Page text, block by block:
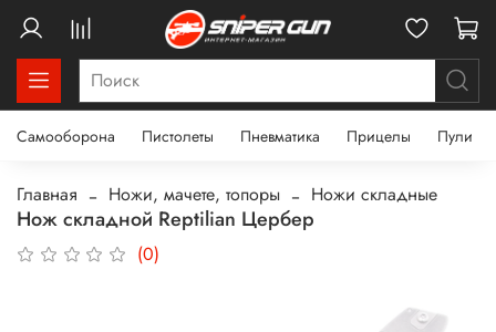
Самооборона Пистолеты Пневматика Прицелы Пули
Главная Ножи, мачете, топоры Ножи складные
Нож складной Reptilian Цербер
(0)